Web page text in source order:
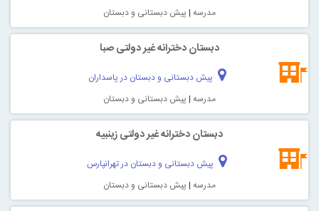
مدرسه | پیش دبستانی و دبستان
دبستان دخترانه غیر دولتی صبا
پیش دبستانی و دبستان در پاسداران
مدرسه | پیش دبستانی و دبستان
دبستان دخترانه غیر دولتی زینبیه
پیش دبستانی و دبستان در تهرانپارس
مدرسه | پیش دبستانی و دبستان